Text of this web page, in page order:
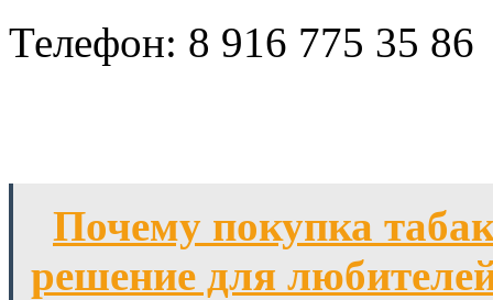
Телефон: 8 916 775 35 86
Почему покупка
решение для